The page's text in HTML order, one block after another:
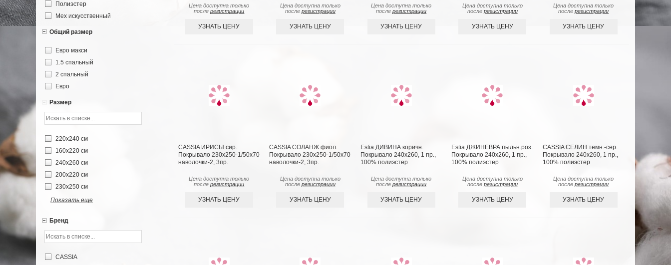
Цена доступна только
послерегистрации
УЗНАТЬ ЦЕНУ
Цена доступна только
после регистрации
УЗНАТЬ ЦЕНУ
Цена доступна только
послерегистрации
УЗНАТЬ ЦЕНУ
Цена доступна только
после регистрации
УЗНАТЬ ЦЕНУ
Цена доступна только
послерегистрации
УЗНАТЬ ЦЕНУ
CASSIA ИРИСЫ сир.
Покрывало 230x250-1/50х70
наволочки-2, 3пр.
Цена доступна только
послерегистрации
УЗНАТЬ ЦЕНУ
CASSIA СОЛАНЖ фиол.
Покрывало 230x250-1/50х70
наволочки-2, 3пр.
Цена доступна только
после регистрации
УЗНАТЬ ЦЕНУ
Estia ДИВИНА коричн.
Покрывало 240х260, 1 пр.,
100% полиэстер
Цена доступна только
послерегистрации
УЗНАТЬ ЦЕНУ
Estia ДЖИНЕВРА пыльн.роз.
Покрывало 240х260, 1 пр.,
100% полиэстер
Цена доступна только
после регистрации
УЗНАТЬ ЦЕНУ
CASSIA СЕЛИН темн.-сер.
Покрывало 240х260, 1 пр.,
100% полиэстер
Цена доступна только
послерегистрации
УЗНАТЬ ЦЕНУ
Полиэстер
Мех искусственный
Общий размер
Евро макси
1.5 спальный
2 спальный
Евро
Размер
220х240 см
160х220 см
240х260 см
200х220 см
230х250 см
Показать еще
Бренд
CASSIA